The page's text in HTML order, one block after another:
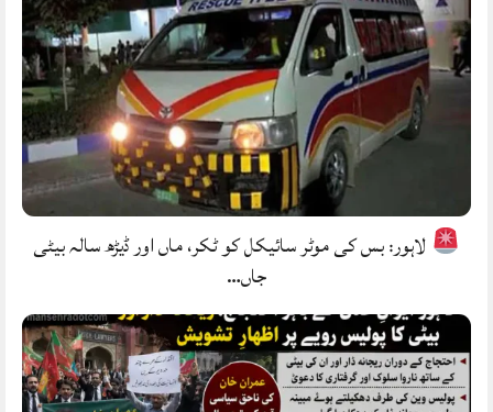
لاہور: بس کی موٹر سائیکل کو ٹکر، ماں اور ڈیڑھ سالہ بیٹی
جاں…